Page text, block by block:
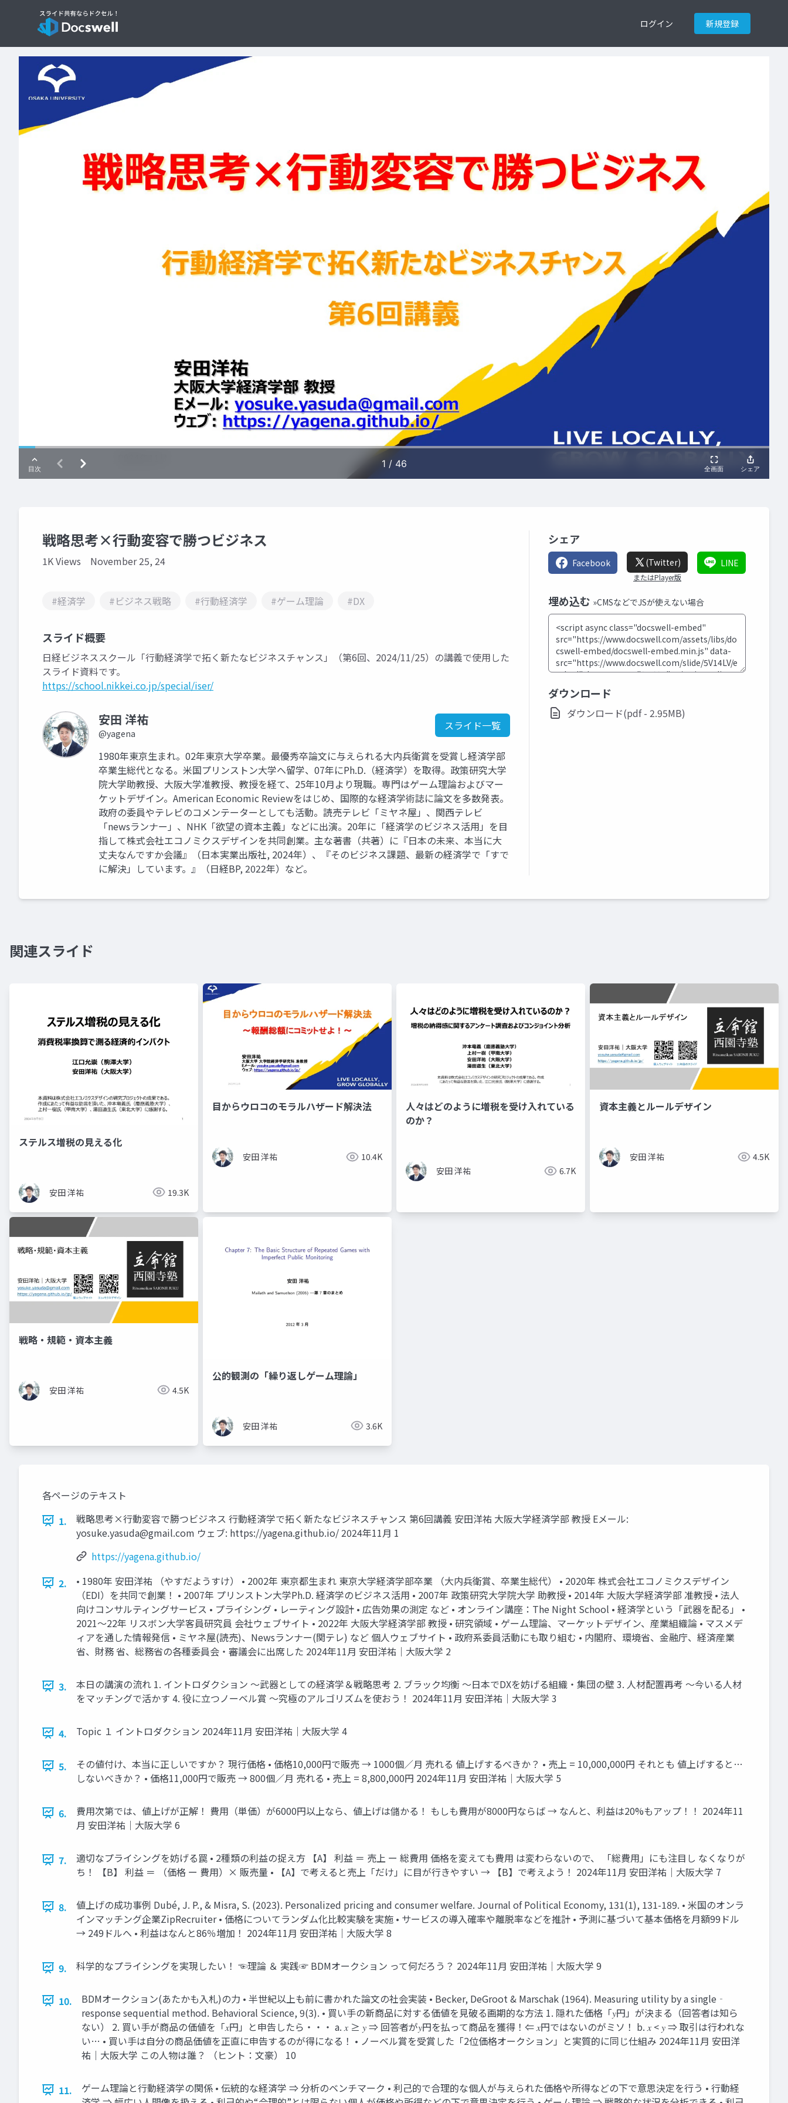
ログイン 新規登録
戦略思考×行動変容で勝つビジネス
1K Views November 25, 24
#経済学 #ビジネス戦略 #行動経済学 #ゲーム理論 #DX
スライド概要
日経ビジネススクール「行動経済学で拓く新たなビジネスチャンス」（第6回、2024/11/25）の講義で使用した
スライド資料です。
https://school.nikkei.co.jp/special/iser/
安田 洋祐
@yagena
スライド一覧
1980年東京生まれ。02年東京大学卒業。最優秀卒論文に与えられる大内兵衛賞を受賞し経済学部
卒業生総代となる。米国プリンストン大学へ留学、07年にPh.D.（経済学）を取得。政策研究大学
院大学助教授、大阪大学准教授、教授を経て、25年10月より現職。専門はゲーム理論およびマー
ケットデザイン。American Economic Reviewをはじめ、国際的な経済学術誌に論文を多数発表。
政府の委員やテレビのコメンテーターとしても活動。読売テレビ「ミヤネ屋」、関西テレビ
「newsランナー」、NHK「欲望の資本主義」などに出演。20年に「経済学のビジネス活用」を目
指して株式会社エコノミクスデザインを共同創業。主な著書（共著）に『日本の未来、本当に大
丈夫なんですか会議』（日本実業出版社, 2024年）、『そのビジネス課題、最新の経済学で「すで
に解決」しています。』（日経BP, 2022年）など。
シェア
Facebook (Twitter)
またはPlayer版
LINE
埋め込む »CMSなどでJSが使えない場合
ダウンロード
ダウンロード(pdf - 2.95MB)
関連スライド
ステルス増税の見える化
安田 洋祐 19.3K
目からウロコのモラルハザード解決法
安田 洋祐 10.4K
人々はどのように増税を受け入れている
のか？
安田 洋祐 6.7K
資本主義とルールデザイン
安田 洋祐 4.5K
戦略・規範・資本主義
安田 洋祐 4.5K
公的観測の「繰り返しゲーム理論」
安田 洋祐 3.6K
各ページのテキスト
1.
戦略思考×行動変容で勝つビジネス 行動経済学で拓く新たなビジネスチャンス 第6回講義 安田洋祐 大阪大学経済学部 教授 Eメール:
yosuke.yasuda@gmail.com ウェブ: https://yagena.github.io/ 2024年11月 1
https://yagena.github.io/
2.
• 1980年 安田洋祐 （やすだようすけ） • 2002年 東京都生まれ 東京大学経済学部卒業 （大内兵衛賞、卒業生総代） • 2020年 株式会社エコノミクスデザイン
（EDI）を共同で創業！ • 2007年 プリンストン大学Ph.D. 経済学のビジネス活用 • 2007年 政策研究大学院大学 助教授 • 2014年 大阪大学経済学部 准教授 • 法人
向けコンサルティングサービス • プライシング • レーティング設計 • 広告効果の測定 など • オンライン講座：The Night School • 経済学という「武器を配る」 •
2021～22年 リスボン大学客員研究員 会社ウェブサイト • 2022年 大阪大学経済学部 教授 • 研究領域 • ゲーム理論、マーケットデザイン、産業組織論 • マスメデ
ィアを通した情報発信 • ミヤネ屋(読売)、Newsランナー(関テレ) など 個人ウェブサイト • 政府系委員活動にも取り組む • 内閣府、環境省、金融庁、経済産業
省、財務 省、総務省の各種委員会・審議会に出席した 2024年11月 安田洋祐｜大阪大学 2
3.
本日の講演の流れ 1. イントロダクション ～武器としての経済学＆戦略思考 2. ブラック均衡 ～日本でDXを妨げる組織・集団の壁 3. 人材配置再考 ～今いる人材
をマッチングで活かす 4. 役に立つノーベル賞 ～究極のアルゴリズムを使おう！ 2024年11月 安田洋祐｜大阪大学 3
4. Topic １ イントロダクション 2024年11月 安田洋祐｜大阪大学 4
5.
その値付け、本当に正しいですか？ 現行価格 • 価格10,000円で販売 → 1000個／月 売れる 値上げするべきか？ • 売上 = 10,000,000円 それとも 値上げすると…
しないべきか？ • 価格11,000円で販売 → 800個／月 売れる • 売上 = 8,800,000円 2024年11月 安田洋祐｜大阪大学 5
6.
費用次第では、値上げが正解！ 費用（単価）が6000円以上なら、値上げは儲かる！ もしも費用が8000円ならば → なんと、利益は20%もアップ！！ 2024年11
月 安田洋祐｜大阪大学 6
7.
適切なプライシングを妨げる罠 • 2種類の利益の捉え方 【A】 利益 ＝ 売上 ー 総費用 価格を変えても費用 は変わらないので、 「総費用」にも注目し なくなりが
ち！ 【B】 利益 ＝ （価格 ー 費用）× 販売量 • 【A】で考えると売上「だけ」に目が行きやすい → 【B】で考えよう！ 2024年11月 安田洋祐｜大阪大学 7
8.
値上げの成功事例 Dubé, J. P., & Misra, S. (2023). Personalized pricing and consumer welfare. Journal of Political Economy, 131(1), 131-189. • 米国のオンラ
インマッチング企業ZipRecruiter • 価格についてランダム化比較実験を実施 • サービスの導入確率や離脱率などを推計 • 予測に基づいて基本価格を月額99ドル
→ 249ドルへ • 利益はなんと86％増加！ 2024年11月 安田洋祐｜大阪大学 8
9. 科学的なプライシングを実現したい！ ☜理論 ＆ 実践☞ BDMオークション って何だろう？ 2024年11月 安田洋祐｜大阪大学 9
10.
BDMオークション(あたかも入札)の力 • 半世紀以上も前に書かれた論文の社会実装 • Becker, DeGroot & Marschak (1964). Measuring utility by a single‐
response sequential method. Behavioral Science, 9(3). • 買い手の新商品に対する価値を見破る画期的な方法 1. 隠れた価格「𝑦円」が決まる（回答者は知ら
ない） 2. 買い手が商品の価値を「𝑥円」と申告したら・・・ a. 𝑥 ≥ 𝑦 ⇒ 回答者が𝑦円を払って商品を獲得！⇐ 𝑥円ではないのがミソ！ b. 𝑥 < 𝑦 ⇒ 取引は行われな
い… • 買い手は自分の商品価値を正直に申告するのが得になる！ • ノーベル賞を受賞した「2位価格オークション」と実質的に同じ仕組み 2024年11月 安田洋
祐｜大阪大学 この人物は誰？ （ヒント：文豪） 10
11.
ゲーム理論と行動経済学の関係 • 伝統的な経済学 ⇒ 分析のベンチマーク • 利己的で合理的な個人が与えられた価格や所得などの下で意思決定を行う • 行動経